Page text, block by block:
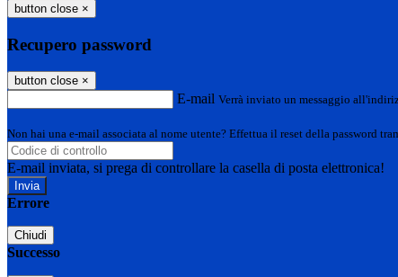
button close ×
Recupero password
button close ×
E-mail Verrà inviato un messaggio
Non hai una e-mail associata al nome utente? Effettua il reset della password
E-mail inviata, si prega di controllare la casella di posta elettronica!
Errore
Chiudi
Successo